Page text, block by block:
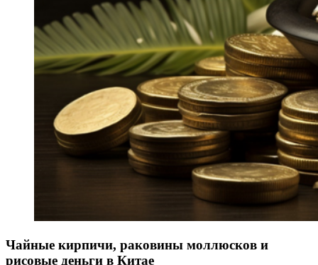
Чайные кирпичи, раковины моллюсков и
рисовые деньги в Китае